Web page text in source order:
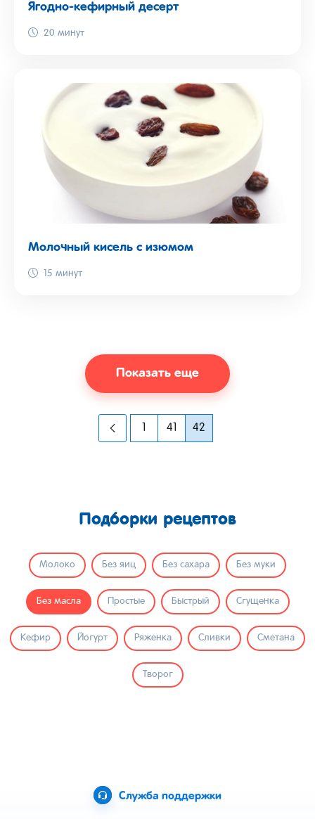
Ягодно-кефирный десерт
20 минут
Молочный кисель с изюмом
15 минут
Показать еще
1 41 42
Подборки рецептов
Молоко Без яиц Без сахара Без муки
Без масла Простые Быстрый Сгущенка
Кефир Йогурт Ряженка Сливки Сметана
Творог
Служба поддержки